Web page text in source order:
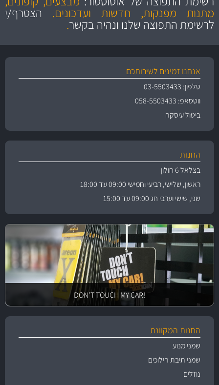
והיצע מוצרים איכותי
מתנות מפנקות, חדשות ועדכונים.הצטרף/י
לרשימת התפוצה שלנו ונהיה בקשר.
אנחנו זמינים לשירותכם
טלפון: 03-5503433
ווטסאפ: 058-5503433
ביטול עיסקה
החנות
בצלאל 6 חולון
ראשון, שלישי, רביעי וחמישי 09:00 עד 18:00
שני, שישי וערבי חג 09:00 עד 15:00
!DON'T TOUCH MY CAR
החנות המקוונת
שמני מנוע
שמני תיבת הילוכים
נוזלים